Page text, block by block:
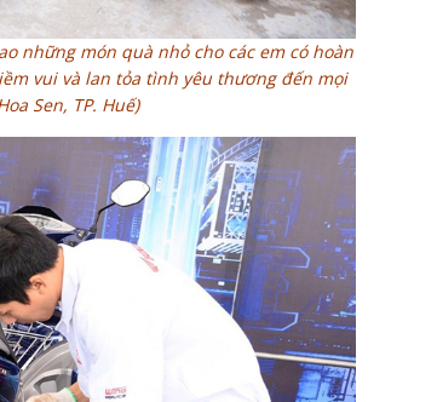
những món quà nhỏ cho các em có hoàn
vui và lan tỏa tình yêu thương đến mọi
Sen, TP. Huế)